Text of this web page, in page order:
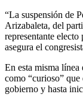
“La suspensión de
Arizabaleta, del
representante
asegura el
En esta misma línea
como “curioso”
gobierno y hasta